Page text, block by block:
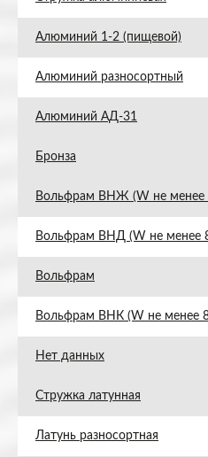
Алюминий 1-2 (пищевой)
Алюминий разносортный
Алюминий АД-31
Бронза
Вольфрам ВНЖ (W не менее
Вольфрам ВНД (W не менее
Вольфрам
Вольфрам ВНК (W не менее
Нет данных
Стружка латунная
Латунь разносортная